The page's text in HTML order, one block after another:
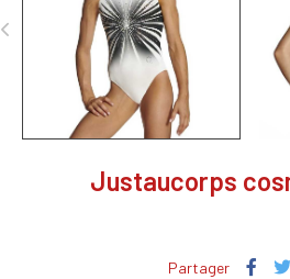
Justaucorps
Partager